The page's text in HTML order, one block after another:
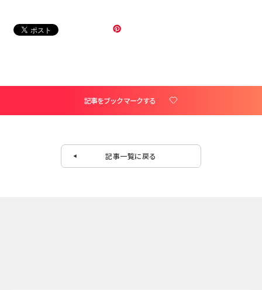
記事をブックマークする
記事一覧に戻る